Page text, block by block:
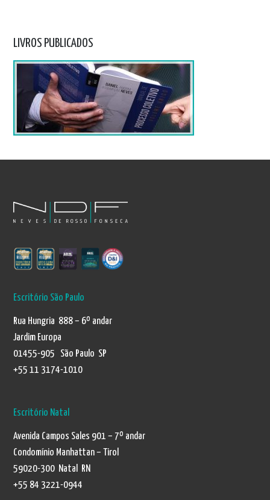
LIVROS PUBLICADOS
Escritório São Paulo
Rua Hungria 888 – 6º andar
Jardim Europa
01455-905 São Paulo SP
+55 11 3174-1010
Escritório Natal
Avenida Campos Sales 901 – 7º andar
Condomínio Manhattan – Tirol
59020-300 Natal RN
+55 84 3221-0944